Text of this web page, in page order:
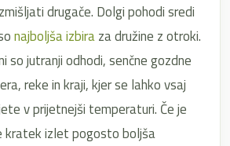
drugače. Dolgi pohodi sredi
najboljša izbiraza družine z otroki.
so jutranji odhodi, senčne gozdne
reke in kraji, kjer se lahko vsaj
v prijetnejši temperaturi. Če je
kratek izlet pogosto boljša